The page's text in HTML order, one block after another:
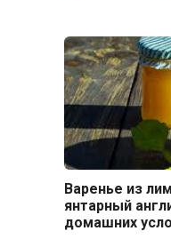
Варенье из
янтарный
домашних